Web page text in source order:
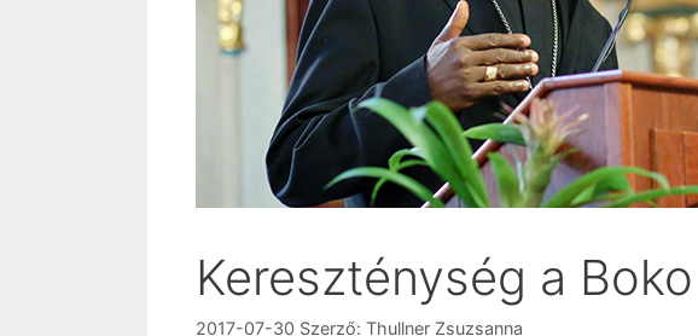
Kereszténység a
2017-07-30 Szerző: Thullner Zsuzsanna